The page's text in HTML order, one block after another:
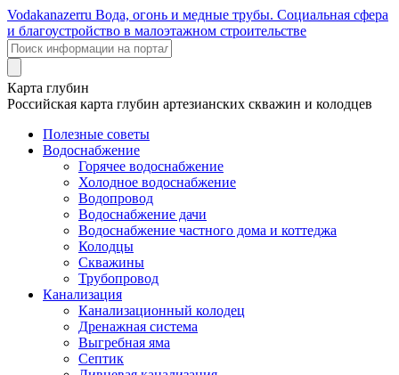
Vodakanazerru Вода, огонь и медные трубы. Социальная сфера
и благоустройство в малоэтажном строительстве
Карта глубин
Российская карта глубин артезианских скважин и колодцев
Полезные советы
Водоснабжение
Горячее водоснабжение
Холодное водоснабжение
Водопровод
Водоснабжение дачи
Водоснабжение частного дома и коттеджа
Колодцы
Скважины
Трубопровод
Канализация
Канализационный колодец
Дренажная система
Выгребная яма
Септик